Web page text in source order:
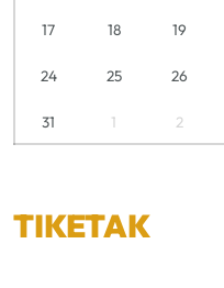
17 18 19
24 25 26
31 1 2
TIKETAK